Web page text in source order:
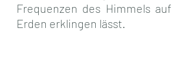
Frequenzen des Himmels auf
Erden erklingen lässt.